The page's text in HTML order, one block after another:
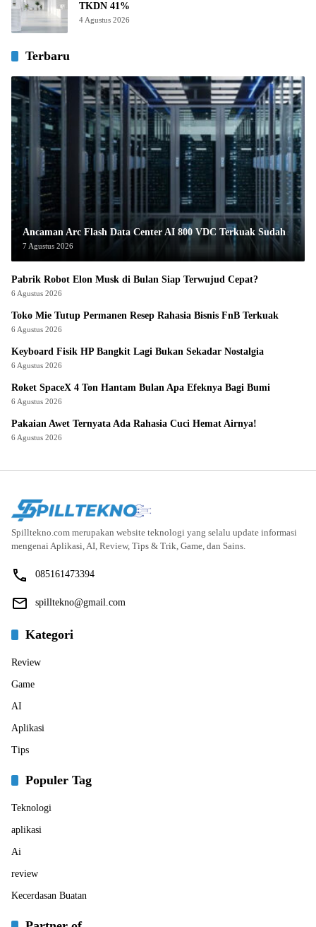
TKDN 41%
4 Agustus 2026
Terbaru
Ancaman Arc Flash Data Center AI 800 VDC Terkuak Sudah
7 Agustus 2026
Pabrik Robot Elon Musk di Bulan Siap Terwujud Cepat?
6 Agustus 2026
Toko Mie Tutup Permanen Resep Rahasia Bisnis FnB Terkuak
6 Agustus 2026
Keyboard Fisik HP Bangkit Lagi Bukan Sekadar Nostalgia
6 Agustus 2026
Roket SpaceX 4 Ton Hantam Bulan Apa Efeknya Bagi Bumi
6 Agustus 2026
Pakaian Awet Ternyata Ada Rahasia Cuci Hemat Airnya!
6 Agustus 2026
Spilltekno.com merupakan website teknologi yang selalu update informasi
mengenai Aplikasi, AI, Review, Tips & Trik, Game, dan Sains.
085161473394
spilltekno@gmail.com
Kategori
Review
Game
AI
Aplikasi
Tips
Populer Tag
Teknologi
aplikasi
Ai
review
Kecerdasan Buatan